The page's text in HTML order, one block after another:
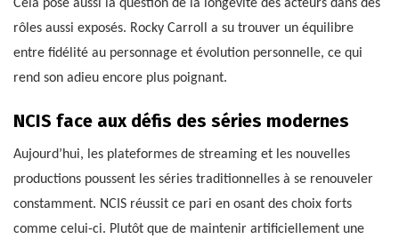
Cela pose aussi la question de la longévité des acteurs dans des
rôles aussi exposés. Rocky Carroll a su trouver un équilibre
entre fidélité au personnage et évolution personnelle, ce qui
rend son adieu encore plus poignant.
NCIS face aux défis des séries modernes
Aujourd’hui, les plateformes de streaming et les nouvelles
productions poussent les séries traditionnelles à se renouveler
constamment. NCIS réussit ce pari en osant des choix forts
comme celui-ci. Plutôt que de maintenir artificiellement une